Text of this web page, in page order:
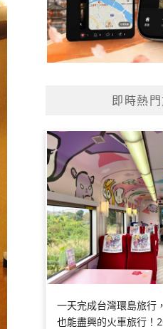
即時熱
一天完成台灣環島旅行
也能盡興的火車旅行！